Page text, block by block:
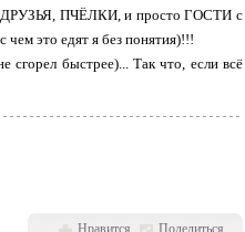
Нравится Поделиться
ДРУЗЬЯ, ПЧЁЛКИ, и просто ГОСТИ с
чем это едят я без понятия)!!!
быстрее)... Так что, если всё